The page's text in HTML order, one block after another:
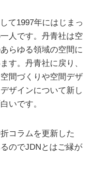
て1997年にはじまっ
人です。丹青社は空
らゆる領域の空間に
す。丹青社に戻り、
間づくりや空間デザ
ザインについて新し
いです。
コラムを更新した
のでJDNとはご縁が